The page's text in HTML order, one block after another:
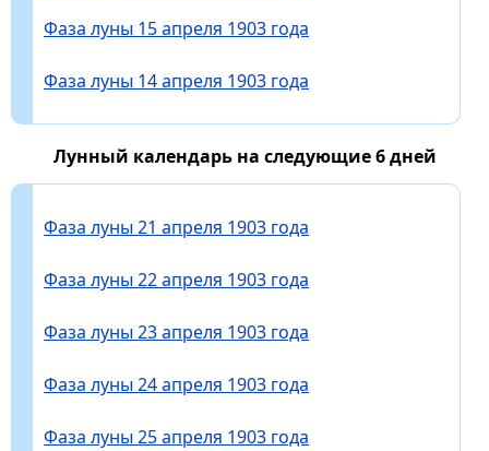
Фаза луны 15 апреля 1903 года
Фаза луны 14 апреля 1903 года
Лунный календарь на следующие 6 дней
Фаза луны 21 апреля 1903 года
Фаза луны 22 апреля 1903 года
Фаза луны 23 апреля 1903 года
Фаза луны 24 апреля 1903 года
Фаза луны 25 апреля 1903 года